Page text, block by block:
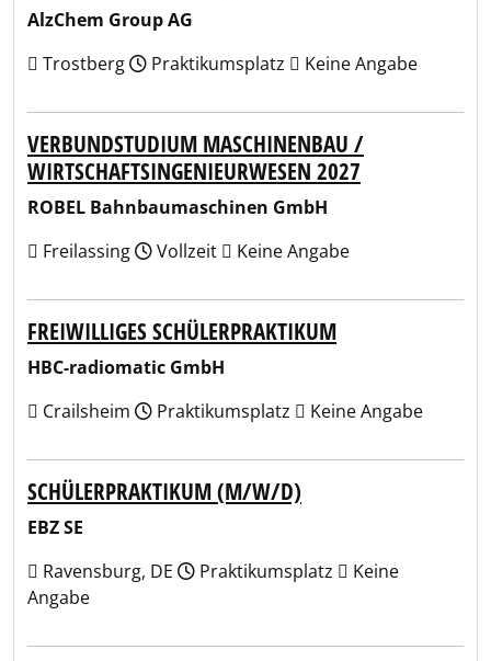
AlzChem Group AG
Trostberg
Praktikumsplatz Keine Angabe
VERBUNDSTUDIUM MASCHINENBAU /
WIRTSCHAFTSINGENIEURWESEN 2027
ROBEL Bahnbaumaschinen GmbH
Freilassing
Vollzeit Keine Angabe
FREIWILLIGES SCHÜLERPRAKTIKUM
HBC-radiomatic GmbH
Crailsheim
Praktikumsplatz Keine Angabe
SCHÜLERPRAKTIKUM (M/W/D)
EBZ SE
Ravensburg, DE
Praktikumsplatz
Keine
Angabe